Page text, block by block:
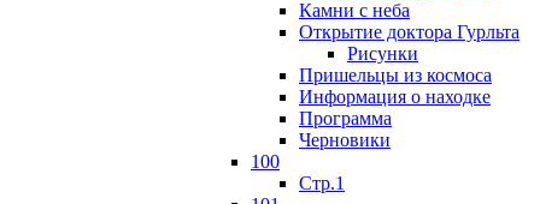
Камни с неба
Открытие доктора Гурльта
Рисунки
Пришельцы из космоса
Информация о находке
Программа
Черновики
100
Стр.1